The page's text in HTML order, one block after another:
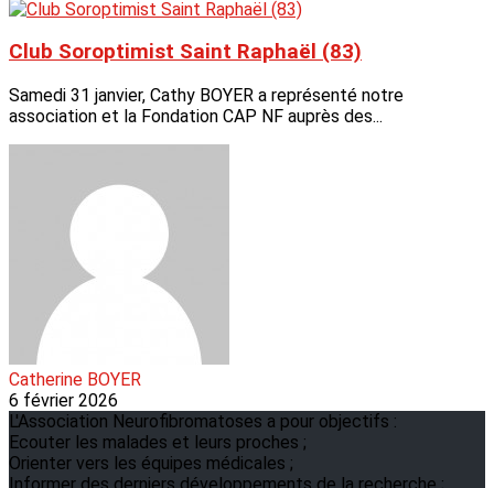
Club Soroptimist Saint Raphaël (83)
Samedi 31 janvier, Cathy BOYER a représenté notre
association et la Fondation CAP NF auprès des...
Catherine BOYER
6 février 2026
L'Association Neurofibromatoses a pour objectifs :
Ecouter les malades et leurs proches ;
Orienter vers les équipes médicales ;